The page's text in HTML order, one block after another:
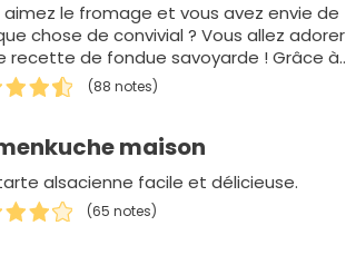
aimez le fromage et vous avez envie de
chose de convivial ? Vous allez adorer
recette de fondue savoyarde ! Grâce à
du vin b…
(88 notes)
maison
alsacienne facile et délicieuse.
(65 notes)